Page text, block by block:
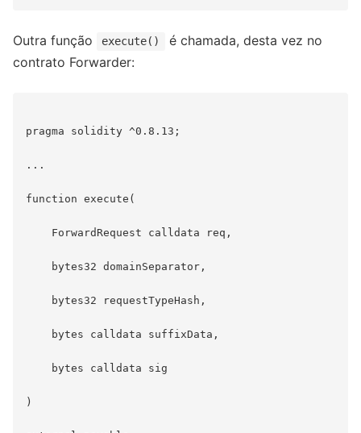
Outra função execute()
é chamada, desta vez no
contrato Forwarder:
pragma solidity ^0.8.13;
...
function execute(
    ForwardRequest calldata req,
    bytes32 domainSeparator,
    bytes32 requestTypeHash,
    bytes calldata suffixData,
    bytes calldata sig
)